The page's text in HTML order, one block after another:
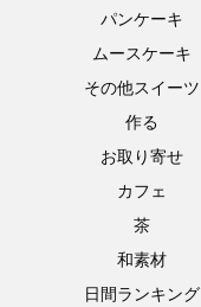
パンケーキ
ムースケーキ
その他スイーツ
作る
お取り寄せ
カフェ
茶
和素材
日間ランキング